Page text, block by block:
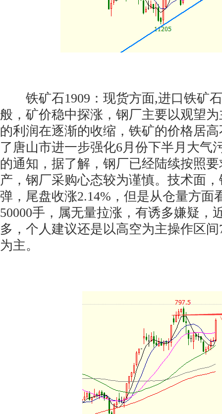
铁矿石1909：现货方面,进口铁矿
般，矿价稳中探涨，钢厂主要以观望
的利润在逐渐的收缩，铁矿的价格居
了唐山市进一步强化6月份下半月大气
的通知，据了解，钢厂已经陆续按照
产，钢厂采购心态较为谨慎。技术面
弹，尾盘收涨2.14%，但是从仓量方面
50000手，属无量拉涨，有诱多嫌疑，
多，个人建议还是以高空为主操作区间
为主。